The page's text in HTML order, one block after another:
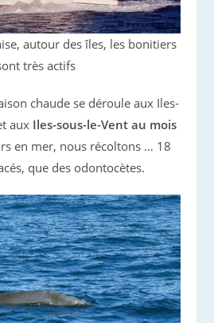
autour des îles, les bonitiers
très actifs
chaude se déroule aux Iles-
aux Iles-sous-le-Vent au mois
en mer, nous récoltons … 18
que des odontocètes.